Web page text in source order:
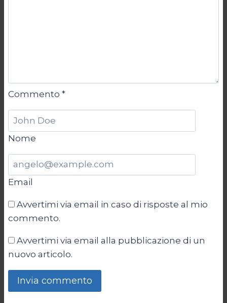
Commento *
Nome
Email
Avvertimi via email in caso di risposte al mio
commento.
Avvertimi via email alla pubblicazione di un
nuovo articolo.